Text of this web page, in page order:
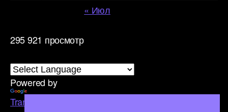
« Июл
295 921 просмотр
Powered by
Translate